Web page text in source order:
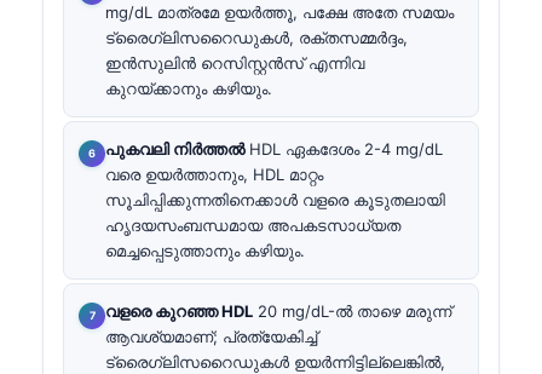
mg/dL മാത്രമേ ഉയർത്തൂ, പക്ഷേ അതേ സമയം
ട്രൈഗ്ലിസറൈഡുകൾ, രക്തസമ്മർദ്ദം,
ഇൻസുലിൻ റെസിസ്റ്റൻസ് എന്നിവ
കുറയ്ക്കാനും കഴിയും.
പുകവലി നിർത്തൽHDL ഏകദേശം 2-4 mg/dL
വരെ ഉയർത്താനും, HDL മാറ്റം
സൂചിപ്പിക്കുന്നതിനെക്കാൾ വളരെ കൂടുതലായി
ഹൃദയസംബന്ധമായ അപകടസാധ്യത
മെച്ചപ്പെടുത്താനും കഴിയും.
വളരെ കുറഞ്ഞ HDL 20 mg/dL-ൽ താഴെ മരുന്ന്
ആവശ്യമാണ്; പ്രത്യേകിച്ച്
ട്രൈഗ്ലിസറൈഡുകൾ ഉയർന്നിട്ടില്ലെങ്കിൽ,